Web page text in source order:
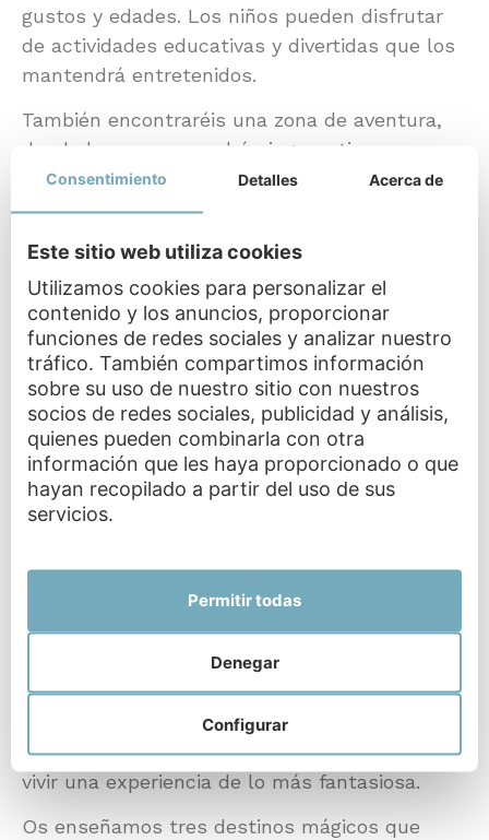
gustos y edades. Los niños pueden disfrutar
de actividades educativas y divertidas que los
mantendrá entretenidos.
También encontraréis una zona de aventura,
donde los peques podrán jugar a tirarse por
los grandes toboganes.
para caminar llenos de figuras talladas en
árboles y esculturas; y zonas de descanso,
donde podréis pasar una tarde relajada
mientras disfrutáis de un día al aire libre en
familia.
La entrada a este parque es totalmente
gratuita, pudiendo visitarlo en cualquier época
del año.
Qué visitar en Castilla y
León con niños
Castilla y León está llena de leyendas y mitos,
convirtiéndola en el escenario perfecto para
vivir una experiencia de lo más fantasiosa.
Os enseñamos tres destinos mágicos que
Consentimiento Detalles Acerca de
Este sitio web utiliza cookies
Utilizamos cookies para personalizar el
contenido y los anuncios, proporcionar
funciones de redes sociales y analizar nuestro
tráfico. También compartimos información
sobre su uso de nuestro sitio con nuestros
socios de redes sociales, publicidad y análisis,
quienes pueden combinarla con otra
información que les haya proporcionado o que
hayan recopilado a partir del uso de sus
servicios.
Configurar
Denegar
Permitir todas